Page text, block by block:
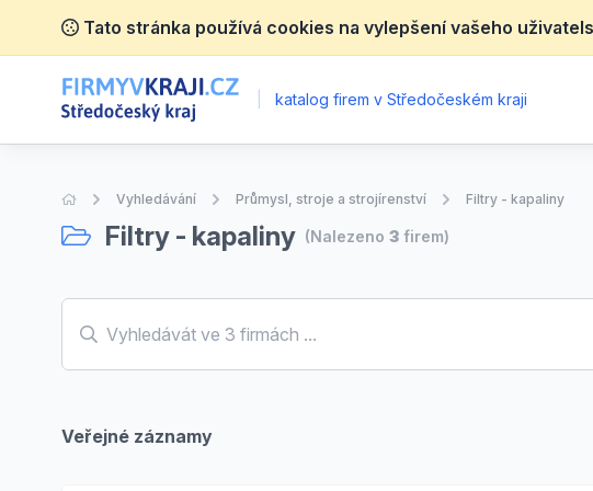
Tato stránka používá cookies na vylepšení vašeho
katalog firem v Středočeském kraji
Úvodní stránka
Vyhledávání Průmysl, stroje a strojírenství Filtry - kapaliny
Filtry - kapaliny (Nalezeno 3 firem)
Veřejné záznamy